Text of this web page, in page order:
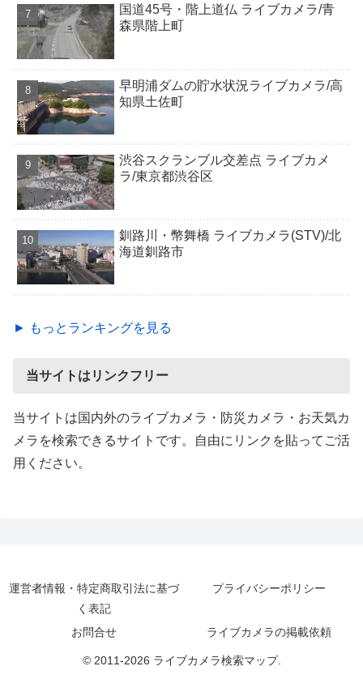
国道45号・階上道仏 ライブカメラ/青
森県階上町
早明浦ダムの貯水状況ライブカメラ/高
知県土佐町
渋谷スクランブル交差点 ライブカメ
ラ/東京都渋谷区
釧路川・幣舞橋 ライブカメラ(STV)/北
海道釧路市
► もっとランキングを見る
当サイトはリンクフリー
当サイトは国内外のライブカメラ・防災カメラ・お天気カ
メラを検索できるサイトです。自由にリンクを貼ってご活
用ください。
運営者情報・特定商取引法に基づ
く表記
プライバシーポリシー
お問合せ ライブカメラの掲載依頼
© 2011-2026 ライブカメラ検索マップ.